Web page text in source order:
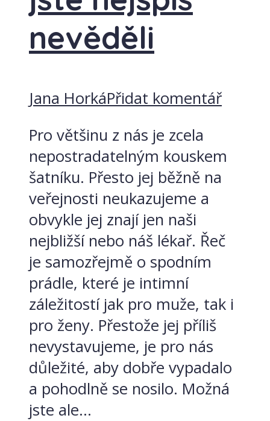
nevěděli
Jana HorkáPřidat komentář
Pro většinu z nás je zcela
nepostradatelným kouskem
šatníku. Přesto jej běžně na
veřejnosti neukazujeme a
obvykle jej znají jen naši
nejbližší nebo náš lékař. Řeč
je samozřejmě o spodním
prádle, které je intimní
záležitostí jak pro muže, tak i
pro ženy. Přestože jej příliš
nevystavujeme, je pro nás
důležité, aby dobře vypadalo
a pohodlně se nosilo. Možná
jste ale...